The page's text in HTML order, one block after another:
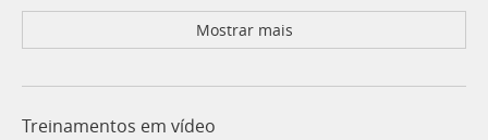
Mostrar mais
Treinamentos em vídeo